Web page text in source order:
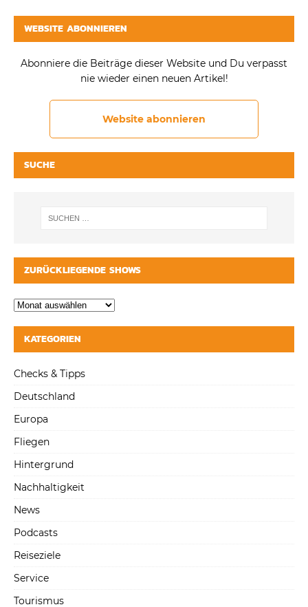
WEBSITE ABONNIEREN
Abonniere die Beiträge dieser Website und Du verpasst
nie wieder einen neuen Artikel!
Website abonnieren
SUCHE
ZURÜCKLIEGENDE SHOWS
KATEGORIEN
Checks & Tipps
Deutschland
Europa
Fliegen
Hintergrund
Nachhaltigkeit
News
Podcasts
Reiseziele
Service
Tourismus